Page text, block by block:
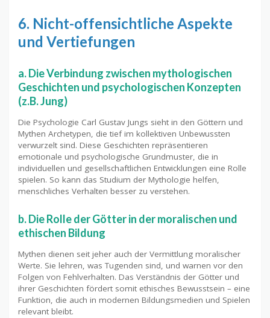
6. Nicht-offensichtliche Aspekte
und Vertiefungen
a. Die Verbindung zwischen mythologischen
Geschichten und psychologischen Konzepten
(z.B. Jung)
Die Psychologie Carl Gustav Jungs sieht in den Göttern und
Mythen Archetypen, die tief im kollektiven Unbewussten
verwurzelt sind. Diese Geschichten repräsentieren
emotionale und psychologische Grundmuster, die in
individuellen und gesellschaftlichen Entwicklungen eine Rolle
spielen. So kann das Studium der Mythologie helfen,
menschliches Verhalten besser zu verstehen.
b. Die Rolle der Götter in der moralischen und
ethischen Bildung
Mythen dienen seit jeher auch der Vermittlung moralischer
Werte. Sie lehren, was Tugenden sind, und warnen vor den
Folgen von Fehlverhalten. Das Verständnis der Götter und
ihrer Geschichten fördert somit ethisches Bewusstsein – eine
Funktion, die auch in modernen Bildungsmedien und Spielen
relevant bleibt.